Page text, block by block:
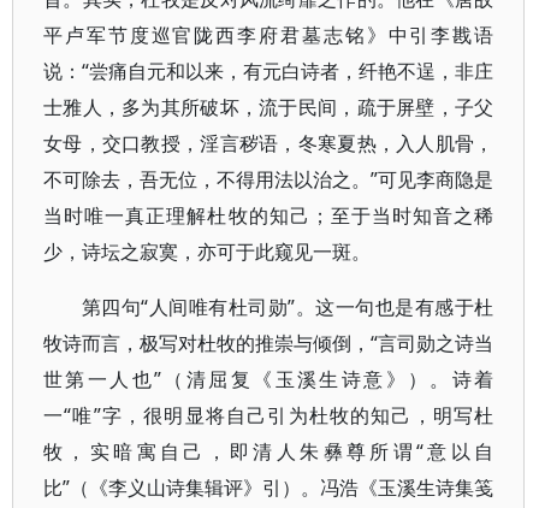
平卢军节度巡官陇西李府君墓志铭》中引李戡语
说：“尝痛自元和以来，有元白诗者，纤艳不逞，非庄
士雅人，多为其所破坏，流于民间，疏于屏壁，子父
女母，交口教授，淫言秽语，冬寒夏热，入人肌骨，
不可除去，吾无位，不得用法以治之。”可见李商隐是
当时唯一真正理解杜牧的知己；至于当时知音之稀
少，诗坛之寂寞，亦可于此窥见一斑。
第四句“人间唯有杜司勋”。这一句也是有感于杜
牧诗而言，极写对杜牧的推崇与倾倒，“言司勋之诗当
世第一人也”（清屈复《玉溪生诗意》）。诗着
一“唯”字，很明显将自己引为杜牧的知己，明写杜
牧，实暗寓自己，即清人朱彝尊所谓“意以自
比”（《李义山诗集辑评》引）。冯浩《玉溪生诗集笺